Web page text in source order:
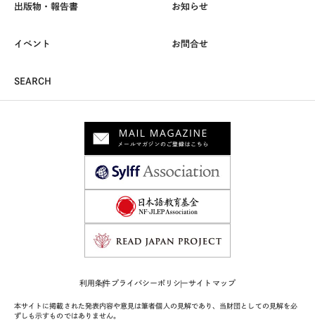
出版物・報告書 お知らせ
イベント お問合せ
SEARCH
利用条件プライバシーポリシーサイトマップ
本サイトに掲載された発表内容や意見は筆者個人の見解であり、当財団としての見解を必
ずしも示すものではありません。